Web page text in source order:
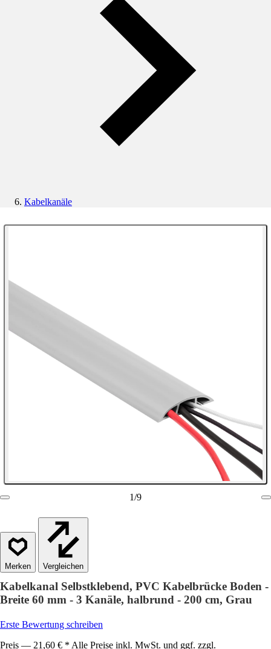
Kabelkanäle
1/9
Vergleichen
Kabelkanal Selbstklebend, PVC Kabelbrücke Boden -
Breite 60 mm - 3 Kanäle, halbrund - 200 cm, Grau
Erste Bewertung schreiben
Preis — 21,60 € * Alle Preise inkl. MwSt. und ggf. zzgl.